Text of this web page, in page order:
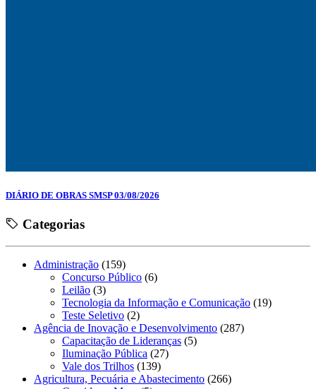
DIÁRIO DE OBRAS SMSP 03/08/2026
Categorias
Administração (159)
Concurso Público (6)
Leilão (3)
Tecnologia da Informação e Comunicação (19)
Teste Seletivo (2)
Agência de Inovação e Desenvolvimento (287)
Capacitação de Lideranças (5)
Iluminação Pública (27)
Vale dos Trilhos (139)
Agricultura, Pecuária e Abastecimento (266)